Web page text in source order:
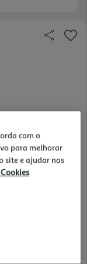
com o
para melhorar
site e ajudar nas